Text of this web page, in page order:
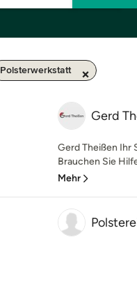
Polsterwerkstatt
Gerd
Gerd Theißen Ihr
Brauchen Sie
Mehr